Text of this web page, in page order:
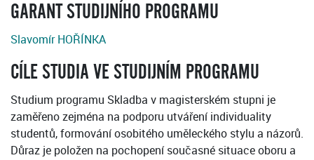
GARANT STUDIJNÍHO PROGRAMU
Slavomír HOŘÍNKA
CÍLE STUDIA VE STUDIJNÍM PROGRAMU
Studium programu Skladba v magisterském stupni je
zaměřeno zejména na podporu utváření individuality
studentů, formování osobitého uměleckého stylu a názorů.
Důraz je položen na pochopení současné situace oboru a